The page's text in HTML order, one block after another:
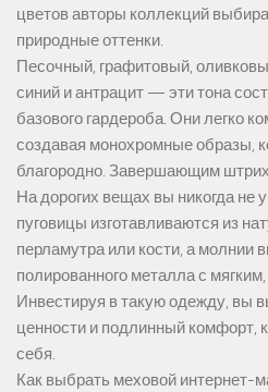
цветов авторы коллекций
природные оттенки.
Песочный, графитовый,
синий и антрацит — эти тона
базового гардероба. Они легко
создавая монохромные образы,
благородно. Завершающим
На дорогих вещах вы никогда не
пуговицы изготавливаются из
перламутра или кости, а молнии
полированного металла с
Инвестируя в такую одежду, вы
ценности и подлинный комфорт,
себя.
Как выбрать меховой интернет-